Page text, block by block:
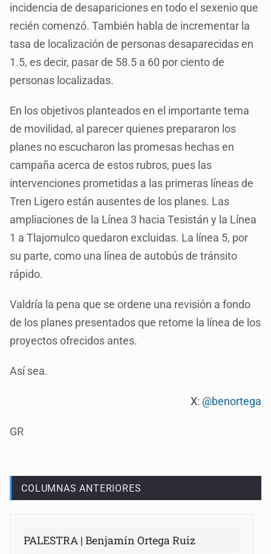
incidencia de desapariciones en todo el sexenio que
recién comenzó. También habla de incrementar la
tasa de localización de personas desaparecidas en
1.5, es decir, pasar de 58.5 a 60 por ciento de
personas localizadas.
En los objetivos planteados en el importante tema
de movilidad, al parecer quienes prepararon los
planes no escucharon las promesas hechas en
campaña acerca de estos rubros, pues las
intervenciones prometidas a las primeras líneas de
Tren Ligero están ausentes de los planes. Las
ampliaciones de la Línea 3 hacia Tesistán y la Línea
1 a Tlajomulco quedaron excluidas. La línea 5, por
su parte, como una línea de autobús de tránsito
rápido.
Valdría la pena que se ordene una revisión a fondo
de los planes presentados que retome la línea de los
proyectos ofrecidos antes.
Así sea.
X: @benortega
GR
COLUMNAS ANTERIORES
PALESTRA | Benjamín Ortega Ruiz